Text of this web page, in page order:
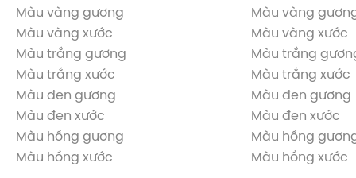
Màu vàng gương
Màu vàng xước
Màu trắng gương
Màu trắng xước
Màu đen gương
Màu đen xước
Màu hồng gương
Màu hồng xước
Màu vàng
Màu vàng xước
Màu trắng
Màu trắng xước
Màu đen gương
Màu đen xước
Màu hồng
Màu hồng xước